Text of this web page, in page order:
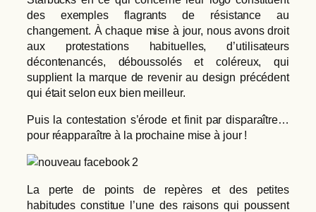
des exemples flagrants de résistance au
changement. À chaque mise à jour, nous avons droit
aux protestations habituelles, d’utilisateurs
décontenancés, déboussolés et coléreux, qui
supplient la marque de revenir au design précédent
qui était selon eux bien meilleur.
Puis la contestation s’érode et finit par disparaître…
pour réapparaître à la prochaine mise à jour !
La perte de points de repères et des petites
habitudes constitue l’une des raisons qui poussent